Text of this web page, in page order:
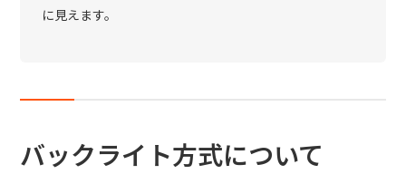
に見えます。
バックライト方式について